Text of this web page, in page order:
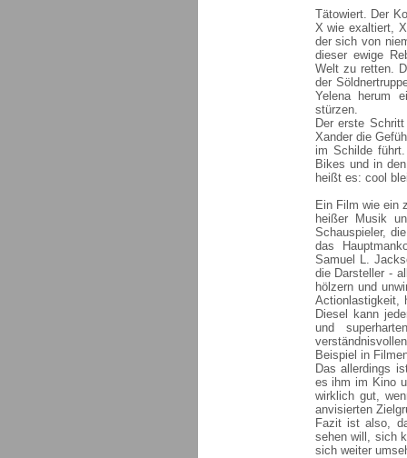
Tätowiert. Der
X wie exaltiert,
der sich von
dieser ewige
Welt zu retten.
der
Yelena herum
stürzen.
Der erste
Xander die
im Schilde
Bikes und in
heißt es: cool
Ein Film wie ein
heißer Musik
Schauspieler,
das
Samuel L.
die Darsteller -
hölzern und
Actionlastigkeit,
Diesel kann
und
Beispiel in
Das allerdings
es ihm im Kino
wirklich gut,
anvisierten
Fazit ist also,
sehen will, sich
sich weiter